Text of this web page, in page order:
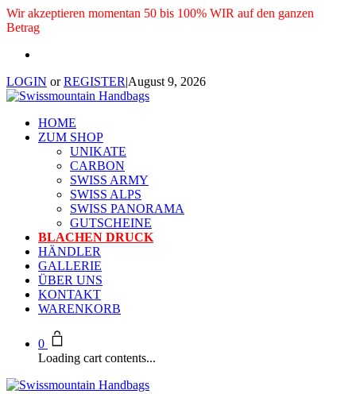
Wir akzeptieren momentan 50 bis 100% WIR auf den ganzen
Betrag
LOGIN orREGISTER|August 9, 2026
HOME
ZUM SHOP
UNIKATE
CARBON
SWISS ARMY
SWISS ALPS
SWISS PANORAMA
GUTSCHEINE
BLACHEN DRUCK
HÄNDLER
GALLERIE
ÜBER UNS
KONTAKT
WARENKORB
0
Loading cart contents...